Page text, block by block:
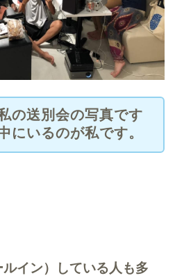
の送別会の写真です
にいるのが私です。
イン）している人も多